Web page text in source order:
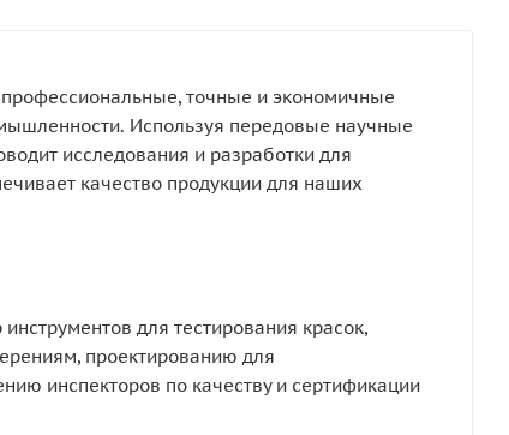
точные и экономичные
Используя передовые научные
исследования и разработки для
качество продукции для наших
для тестирования красок,
проектированию для
инспекторов по качеству и сертификации